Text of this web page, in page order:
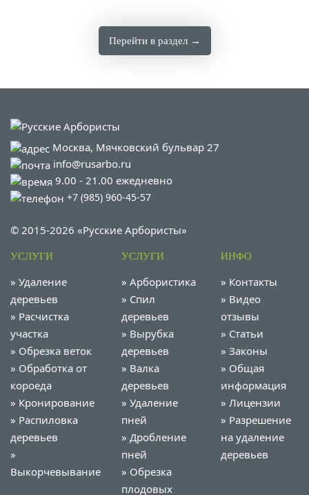
Перейти в раздел →
Москва, Мячковский бульвар 27
info@rusarbo.ru
9.00 - 21.00 ежедневно
+7 (985) 960-45-57
© 2015-2026 «Русские Арбористы»
УСЛУГИ
» Удаление
деревьев
» Расчистка
участка
» Обрезка веток
» Обработка от
короеда
» Кронирование
» Распиловка
деревьев
»
Выкорчевывание
УСЛУГИ
» Арбористика
» Спил
деревьев
» Вырубка
деревьев
» Валка
деревьев
» Удаление
пней
» Дробление
пней
» Обрезка
плодовых
ИНФО
» Контакты
» Видео
отзывы
» Статьи
» Законы
» Общая
информация
» Лицензии
» Разрешение
на удаление
деревьев